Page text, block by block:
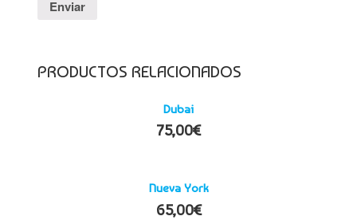
PRODUCTOS RELACIONADOS
Dubai
75,00€
Nueva York
65,00€